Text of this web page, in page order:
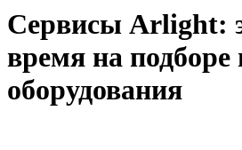
Сервисы Arlight:
время на подборе
оборудования